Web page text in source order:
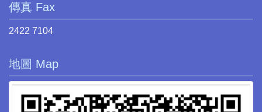
傳真 Fax
2422 7104
地圖 Map